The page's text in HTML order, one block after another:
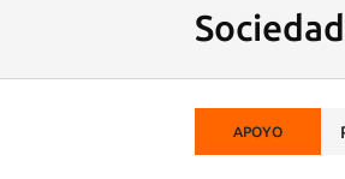
Sociedad
APOYO